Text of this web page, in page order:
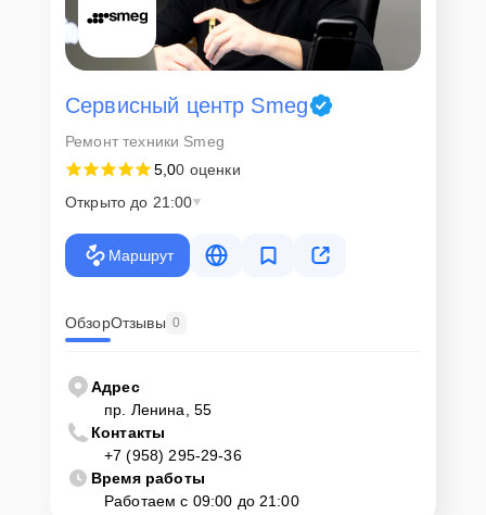
Сервисный центр Smeg
Ремонт техники Smeg
5,00 оценки
Открыто до 21:00
Маршрут
ОбзорОтзывы 0
Адрес
пр. Ленина, 55
Контакты
+7 (958) 295-29-36
Время работы
Работаем с 09:00 до 21:00